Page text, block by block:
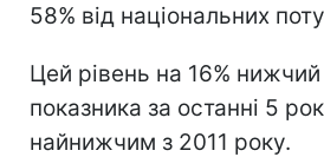
58% від національних
Цей рівень на 16%
показника за останні 5
найнижчим з 2011 року.